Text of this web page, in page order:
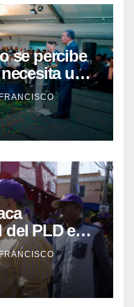
se percibe
un
FRANCISCO
PLD en
Esfuerzo
FRANCISCO